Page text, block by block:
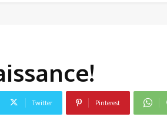
Twitter Pinterest